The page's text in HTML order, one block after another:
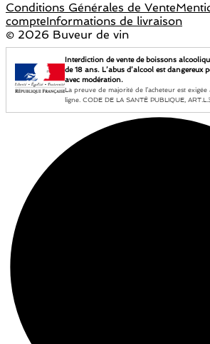
Conditions Générales de Vente
compteInformations de livraison
© 2026 Buveur de vin
Interdiction de vente de boissons
de 18 ans. L’abus d’alcool est dangereux
avec modération.
La preuve de majorité de l’acheteur est
ligne. CODE DE LA SANTÉ PUBLIQUE,